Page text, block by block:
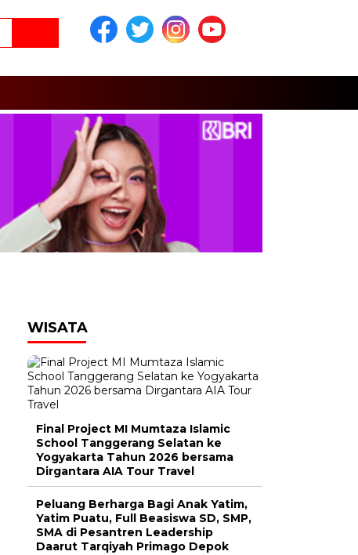
WISATA
Final Project MI Mumtaza Islamic
School Tanggerang Selatan ke
Yogyakarta Tahun 2026 bersama
Dirgantara AIA Tour Travel
Peluang Berharga Bagi Anak Yatim,
Yatim Puatu, Full Beasiswa SD, SMP,
SMA di Pesantren Leadership
Daarut Tarqiyah Primago Depok